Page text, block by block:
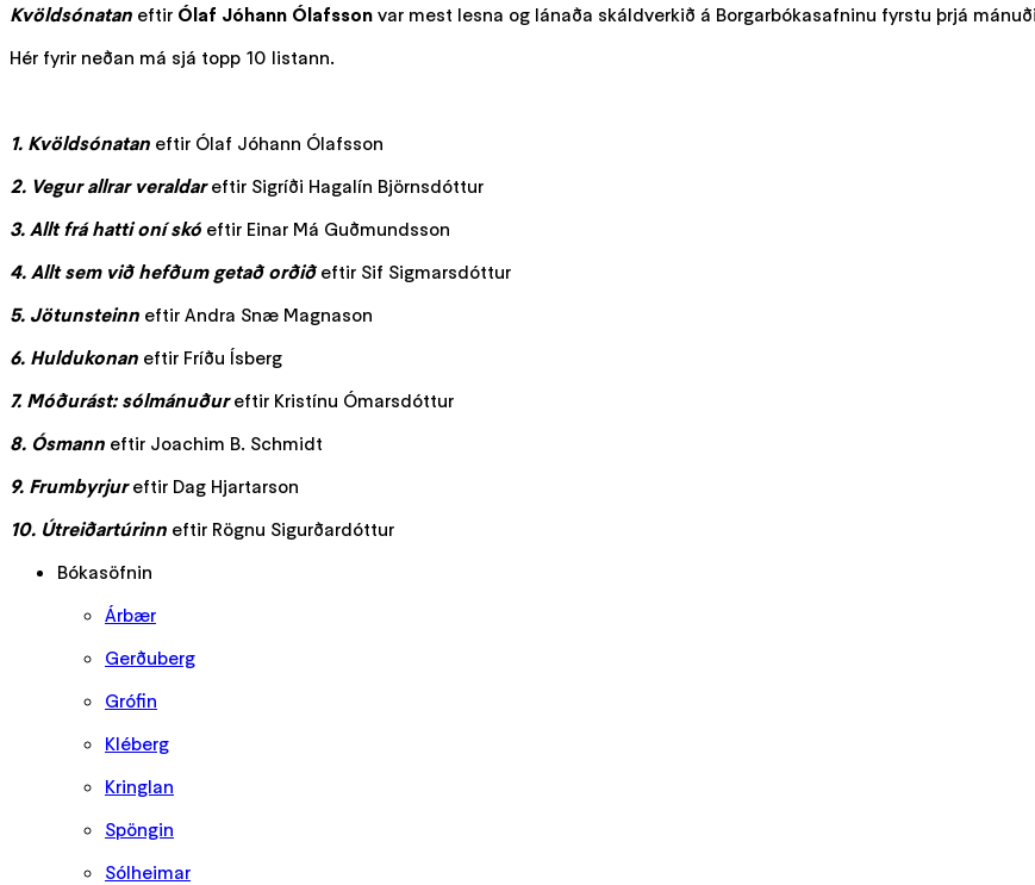
Kvöldsónatan eftir Ólaf Jóhann Ólafsson var mest lesna og lánaða skáldverkið á Borgarbókasafninu fyrstu þrjá
Hér fyrir neðan má sjá topp 10 listann.
1. Kvöldsónatan eftir Ólaf Jóhann Ólafsson
2. Vegur allrar veraldareftir Sigríði Hagalín Björnsdóttur
3. Allt frá hatti oní skó eftir Einar Má Guðmundsson
4. Allt sem við hefðum getað orðiðeftir Sif Sigmarsdóttur
5. Jötunsteinn eftir Andra Snæ Magnason
6. Huldukonan eftir Fríðu Ísberg
7. Móðurást: sólmánuðureftir Kristínu Ómarsdóttur
8. Ósmann eftir Joachim B. Schmidt
9. Frumbyrjureftir Dag Hjartarson
10. Útreiðartúrinn eftir Rögnu Sigurðardóttur
Bókasöfnin
Árbær
Gerðuberg
Grófin
Kléberg
Kringlan
Spöngin
Sólheimar